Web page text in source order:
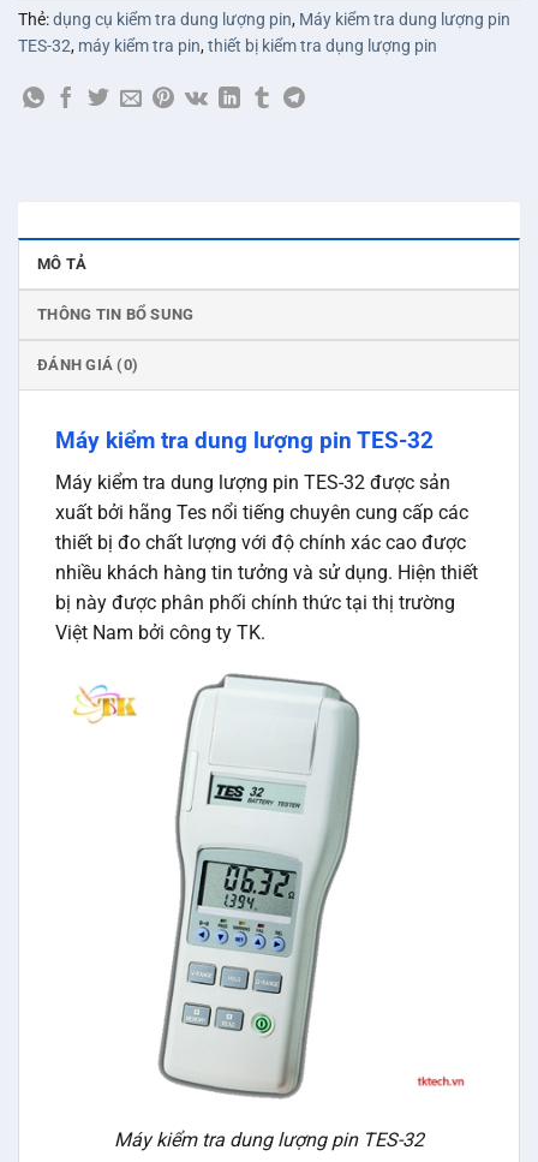
Thẻ:dụng cụ kiểm tra dung lượng pin, Máy kiểm tra dung lượng pin
TES-32, máy kiểm tra pin,thiết bị kiểm tra dụng lượng pin
MÔ TẢ
THÔNG TIN BỔ SUNG
ĐÁNH GIÁ (0)
Máy kiểm tra dung lượng pin TES-32
Máy kiểm tra dung lượng pin TES-32 được sản
xuất bởi hãng Tes nổi tiếng chuyên cung cấp các
thiết bị đo chất lượng với độ chính xác cao được
nhiều khách hàng tin tưởng và sử dụng. Hiện thiết
bị này được phân phối chính thức tại thị trường
Việt Nam bởi công ty TK.
Máy kiểm tra dung lượng pin TES-32